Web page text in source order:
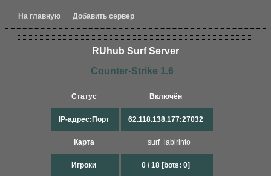
На главную Добавить сервер
RUhub Surf Server
Counter-Strike 1.6
Статус
IP-адрес:Порт
Карта
Игроки
Включён
62.118.138.177:27032
surf_labirinto
0 / 18 [bots: 0]